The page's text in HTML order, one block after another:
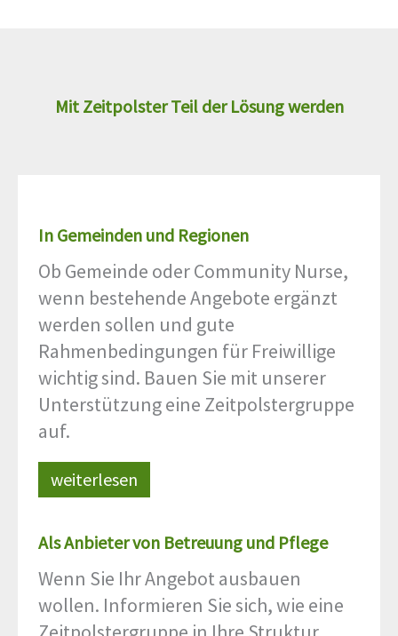
Mit Zeitpolster Teil der Lösung werden
In Gemeinden und Regionen
Ob Gemeinde oder Community Nurse,
wenn bestehende Angebote ergänzt
werden sollen und gute
Rahmenbedingungen für Freiwillige
wichtig sind. Bauen Sie mit unserer
Unterstützung eine Zeitpolstergruppe
auf.
weiterlesen
Als Anbieter von Betreuung und Pflege
Wenn Sie Ihr Angebot ausbauen
wollen. Informieren Sie sich, wie eine